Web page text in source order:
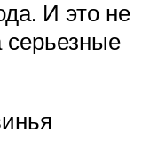
И это не